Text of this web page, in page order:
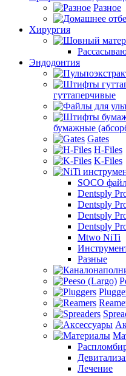
Разное
Хирургия
Эндодонтия
гуттаперчивые
бумажные
Gates
H-Files
K-Files
SOCO
Dentsply
Dentsply
Dentsply
Dentsply
Mtwo NiTi
Разные
Лечение